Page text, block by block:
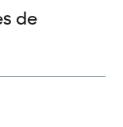
de